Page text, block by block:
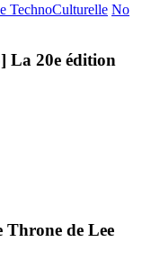
TechnoCulturelle No
La 20e édition
Throne de Lee